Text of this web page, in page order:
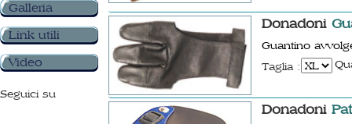
Galleria
Link utili
Video
Seguici su
Donadoni
Guantino
Taglia :
Donadoni